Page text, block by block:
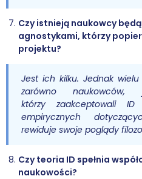
Czy istnieją naukowcy
agnostykami, którzy
projektu?
Jest ich kilku. Jednak
zarówno
którzy zaakceptowali
empirycznych
rewiduje swoje poglądy
Czy teoria ID spełnia
naukowości?